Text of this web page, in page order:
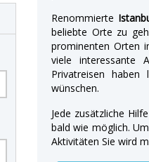
Renommierte
beliebte Orte zu
prominenten Orten
viele interessante
Privatreisen haben
wünschen.
Jede zusätzliche
bald wie möglich.
Aktivitäten Sie wird